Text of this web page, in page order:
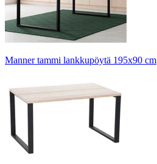
Manner tammi lankkupöytä 195x90 cm